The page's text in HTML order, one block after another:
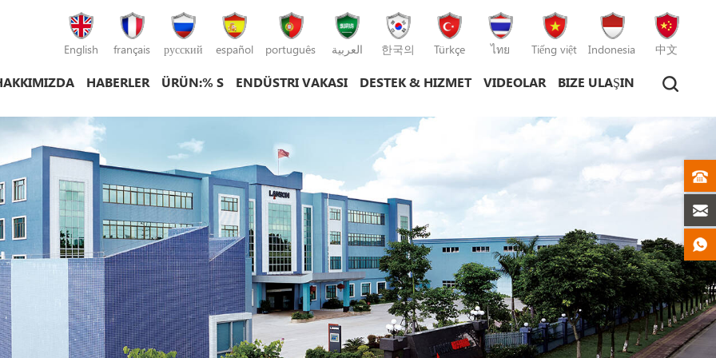
English français русский español português العربية 한국의 Türkçe ไทย Tiếng việt Indonesia 中文
HABERLER ÜRÜN:% S ENDÜSTRI VAKASI DESTEK & HIZMET VIDEOLAR BIZE ULAŞIN